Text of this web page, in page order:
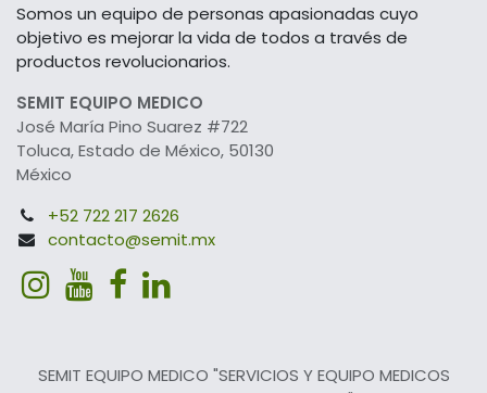
Somos un equipo de personas apasionadas cuyo
objetivo es mejorar la vida de todos a través de
productos revolucionarios.
SEMIT EQUIPO MEDICO
José María Pino Suarez #722
Toluca, Estado de México, 50130
México
+52 722 217 2626
contacto@semit.mx
SEMIT EQUIPO MEDICO "SERVICIOS Y EQUIPO MEDICOS